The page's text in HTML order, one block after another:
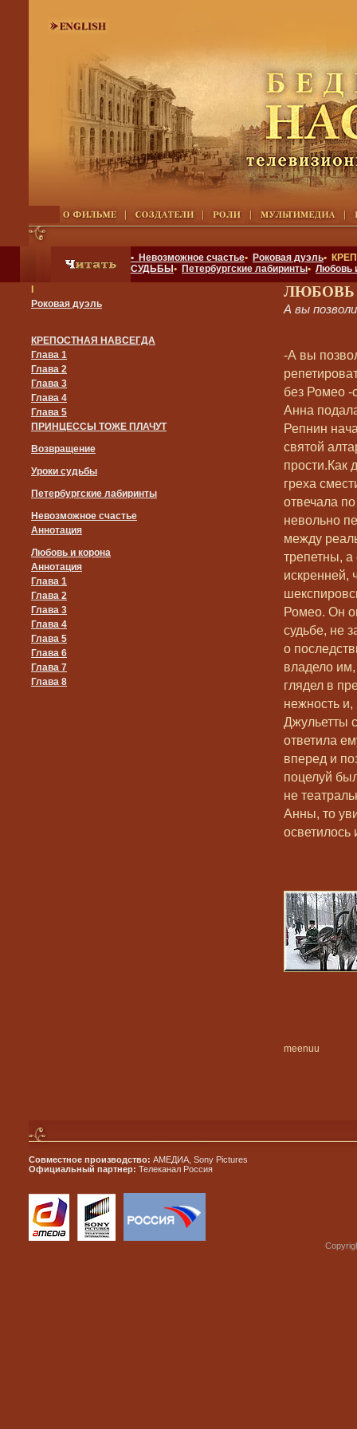
• Невозможное счастье• Роковая дуэль•
СУДЬБЫ • Петербургские лабиринты• Любовь
Роковая дуэль
КРЕПОСТНАЯ НАВСЕГДА
Глава 1
Глава 2
Глава 3
Глава 4
Глава 5
ПРИНЦЕССЫ ТОЖЕ ПЛАЧУТ
Возвращение
Уроки судьбы
Петербургские лабиринты
Невозможное счастье
Аннотация
Любовь и корона
Аннотация
Глава 1
Глава 2
Глава 3
Глава 4
Глава 5
Глава 6
Глава 7
Глава 8
ЛЮБОВЬ
А вы
-А вы
без Ромео -
Анна
Репнин
святой
прости.Как
греха
отвечала
невольно
между
трепетны, а
искренней,
Ромео. Он
судьбе, не
о
владело им,
глядел в
нежность и,
Джульетты
ответила
вперед и
поцелуй
не
Анны, то
meenuu
Совместное производство: АМЕДИА, Sony Pictures
Официальный партнер: Телеканал Россия